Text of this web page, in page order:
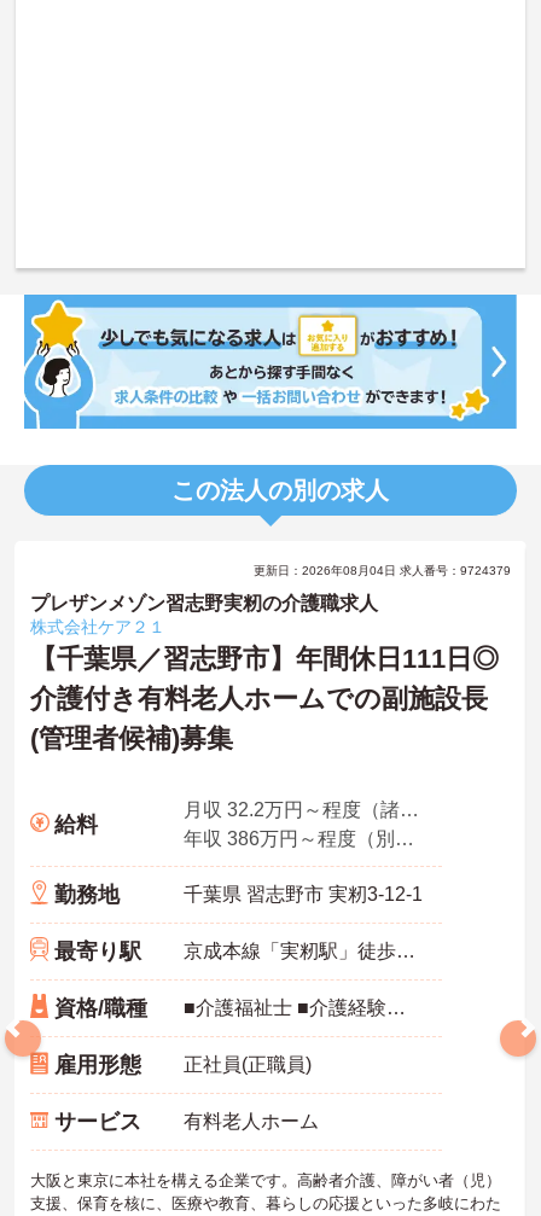
この法人の別の求人
更新日：2026年08月04日 求人番号：9724379
プレザンメゾン習志野実籾の介護職求人
株式会社ケア２１
【千葉県／習志野市】年間休日111日◎
介護付き有料老人ホームでの副施設長
(管理者候補)募集
給料
月収 32.2万円～程度（諸手当込み）※介護福祉士モデル
年収 386万円～程度（別途賞与付与）
勤務地 千葉県 習志野市 実籾3-12-1
最寄り駅 京成本線「実籾駅」徒歩3分
資格/職種 ■介護福祉士 ■介護経験が5年以上ある方 ※リーダー経験、管理者・マネジメント経験がある方優遇
雇用形態 正社員(正職員)
サービス 有料老人ホーム
大阪と東京に本社を構える企業です。高齢者介護、障がい者（児）
支援、保育を核に、医療や教育、暮らしの応援といった多岐にわた